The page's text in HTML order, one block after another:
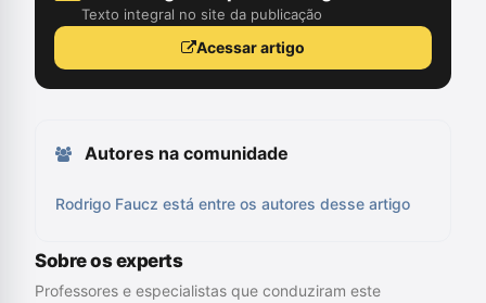
Texto integral no site da publicação
Acessar artigo
Autores na comunidade
Rodrigo Faucz está entre os autores desse artigo
Sobre os experts
Professores e especialistas que conduziram este